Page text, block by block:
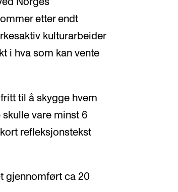
Norges
etter endt
kulturarbeider
i hva som kan vente
til å skygge hvem
vare minst 6
refleksjonstekst
gjennomført ca 20